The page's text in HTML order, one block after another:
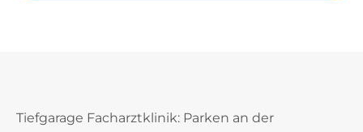
Tiefgarage Facharztklinik: Parken an der